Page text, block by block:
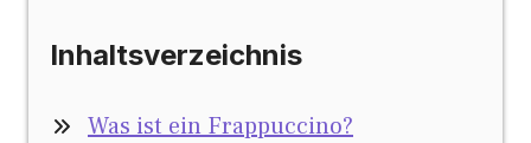
Inhaltsverzeichnis
Was ist ein Frappuccino?